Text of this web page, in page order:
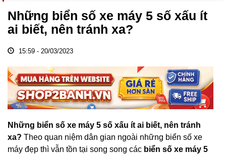
Những biển số xe máy 5 số xấu ít
ai biết, nên tránh xa?
15:59 - 20/03/2023
Những biển số xe máy 5 số xấu ít ai biết, nên tránh
xa? Theo quan niệm dân gian ngoài những biển số xe
máy đẹp thì vẫn tồn tại song song các biển số xe máy 5